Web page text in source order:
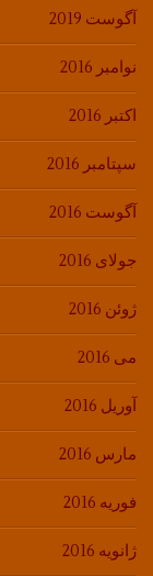
آگوست 2019
نوامبر 2016
اکتبر 2016
سپتامبر 2016
آگوست 2016
جولای 2016
ژوئن 2016
می 2016
آوریل 2016
مارس 2016
فوریه 2016
ژانویه 2016